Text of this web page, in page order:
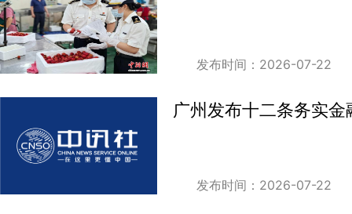
发布时间：2026-07-22
广州发布十二条务实
发布时间：2026-07-22